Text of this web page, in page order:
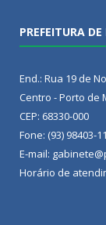
PREFEITURA
End.: Rua 19 de
Centro - Porto de
CEP: 68330-000
Fone: (93) 98403-
E-mail:
Horário de